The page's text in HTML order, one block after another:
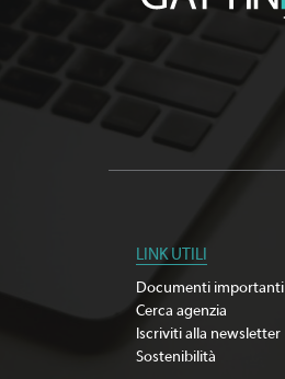
LINK UTILI
Documenti importanti
Cerca agenzia
Iscriviti alla newsletter
Sostenibilità